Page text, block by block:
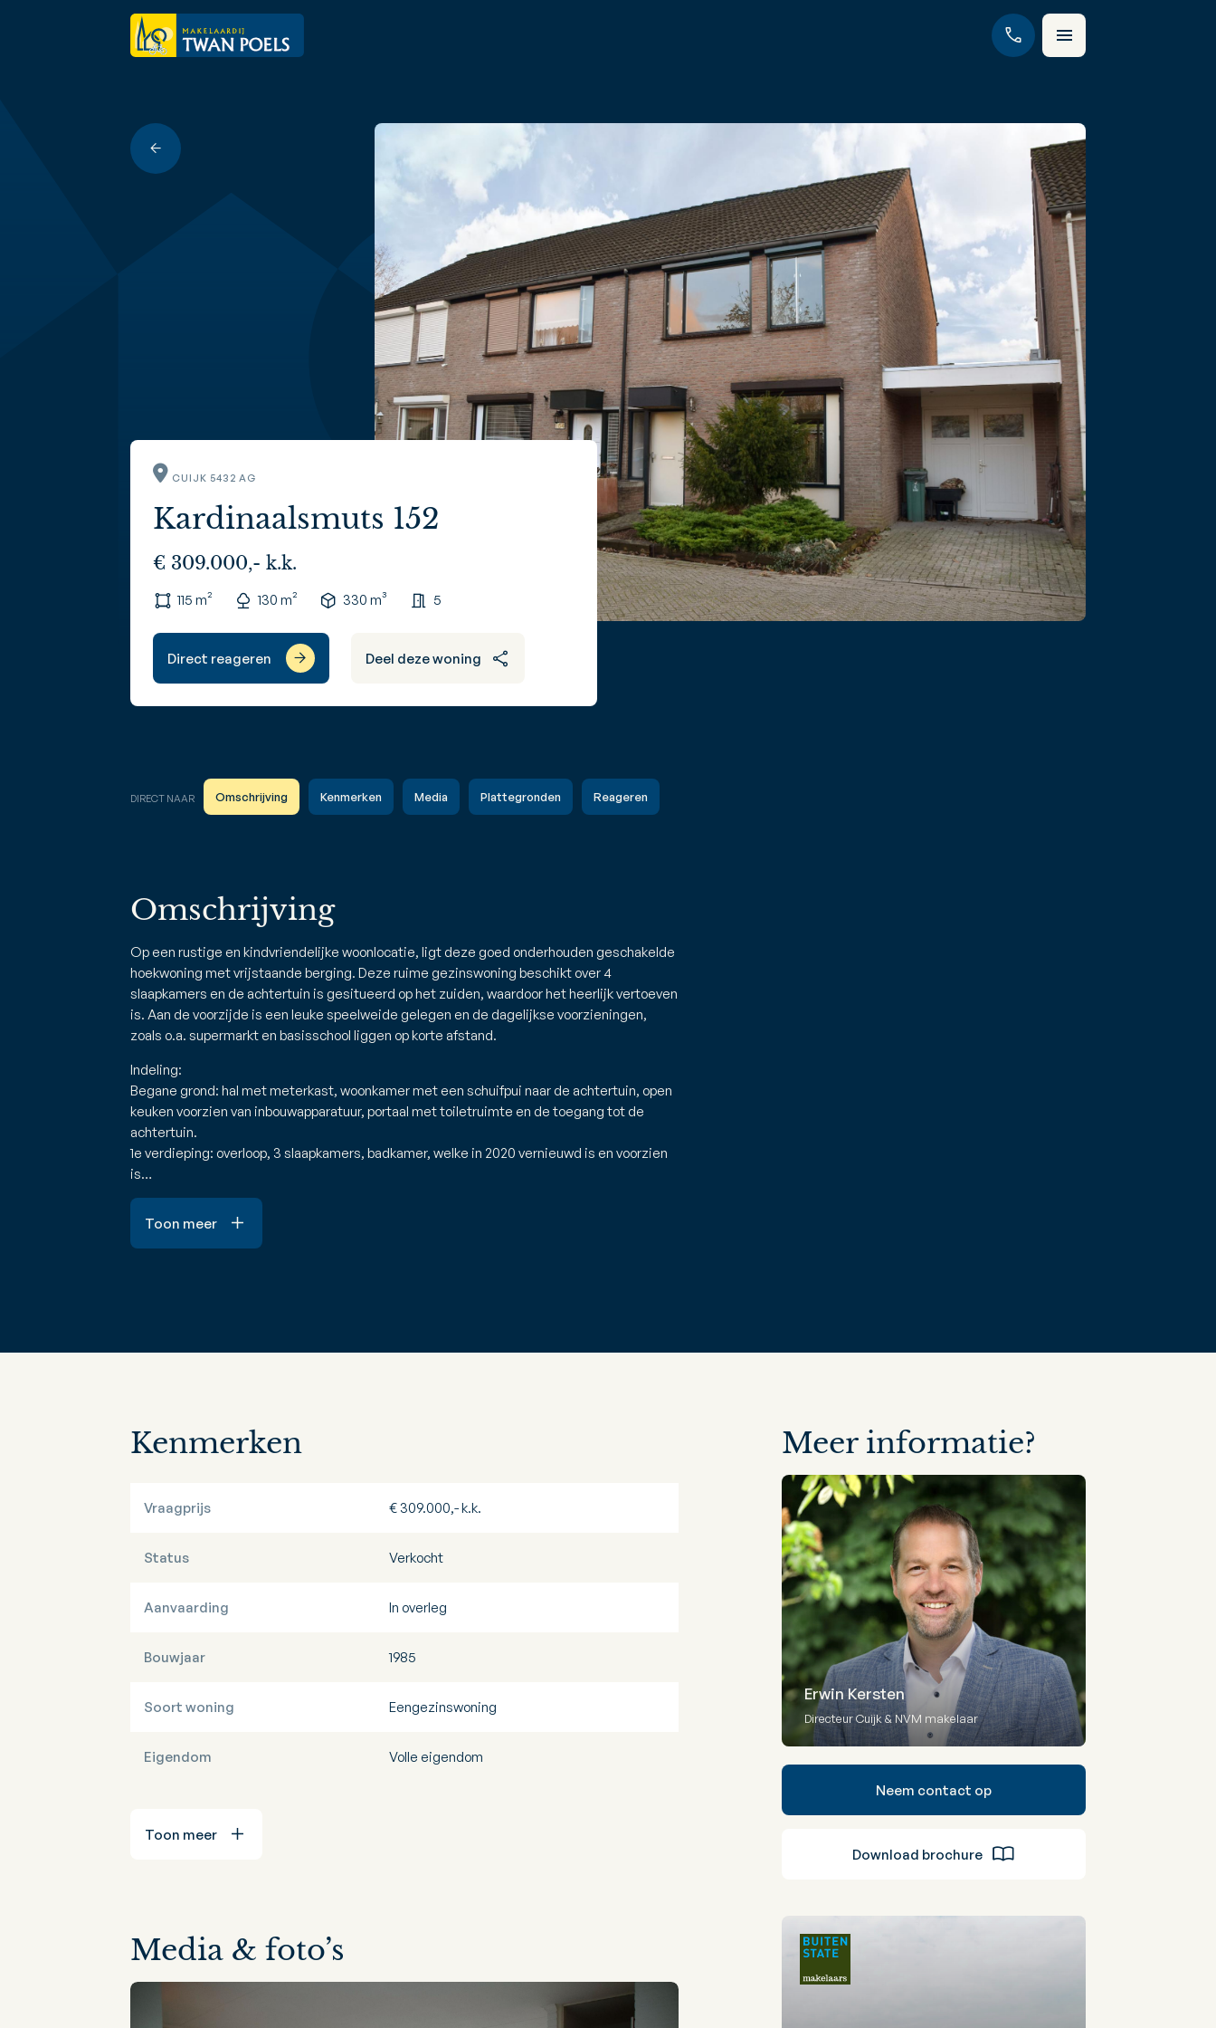
CUIJK 5432 AG
Kardinaalsmuts 152
€ 309.000,- k.k.
115 m² 130 m² 330 m³ 5
Direct reageren Deel deze woning
DIRECT NAAR Omschrijving Kenmerken Media Plattegronden Reageren
Omschrijving
Op een rustige en kindvriendelijke woonlocatie, ligt deze goed onderhouden geschakelde
hoekwoning met vrijstaande berging. Deze ruime gezinswoning beschikt over 4
slaapkamers en de achtertuin is gesitueerd op het zuiden, waardoor het heerlijk vertoeven
is. Aan de voorzijde is een leuke speelweide gelegen en de dagelijkse voorzieningen,
zoals o.a. supermarkt en basisschool liggen op korte afstand.
Indeling:
Begane grond: hal met meterkast, woonkamer met een schuifpui naar de achtertuin, open
keuken voorzien van inbouwapparatuur, portaal met toiletruimte en de toegang tot de
achtertuin.
1e verdieping: overloop, 3 slaapkamers, badkamer, welke in 2020 vernieuwd is en voorzien
is…
Toon meer
Kenmerken
Vraagprijs € 309.000,- k.k.
Status Verkocht
Aanvaarding In overleg
Bouwjaar 1985
Soort woning Eengezinswoning
Eigendom Volle eigendom
Toon meer
Media & foto’s
Meer informatie?
Erwin Kersten
Directeur Cuijk & NVM makelaar
Neem contact op
Download brochure